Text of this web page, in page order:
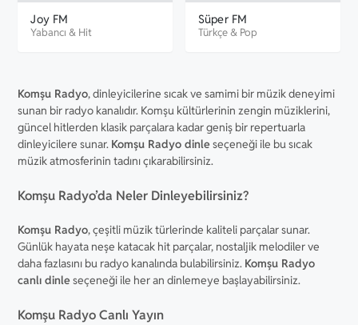
Joy FM
Yabancı & Hit
Süper FM
Türkçe& Pop
Komşu Radyo, dinleyicilerine sıcak ve samimi bir müzik deneyimi
sunan bir radyo kanalıdır. Komşu kültürlerinin zengin müziklerini,
güncel hitlerden klasik parçalara kadar geniş bir repertuarla
dinleyicilere sunar. Komşu Radyo dinle seçeneği ile bu sıcak
müzik atmosferinin tadını çıkarabilirsiniz.
Komşu Radyo’da Neler Dinleyebilirsiniz?
Komşu Radyo, çeşitli müzik türlerinde kaliteli parçalar sunar.
Günlük hayata neşe katacak hit parçalar, nostaljik melodiler ve
daha fazlasını bu radyo kanalında bulabilirsiniz. Komşu Radyo
canlı dinle seçeneği ile her an dinlemeye başlayabilirsiniz.
Komşu Radyo Canlı Yayın